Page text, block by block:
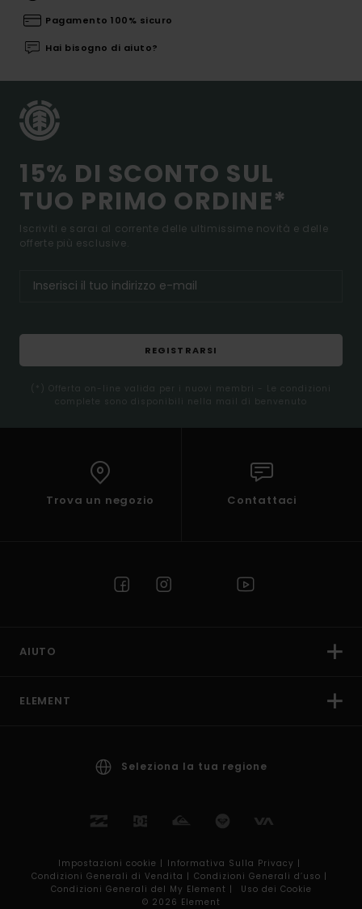
Pagamento 100% sicuro
Hai bisogno di aiuto?
15% DI SCONTO SUL
TUO PRIMO ORDINE*
Iscriviti e sarai al corrente delle ultimissime novità e delle
offerte più esclusive.
REGISTRARSI
(*) Offerta on-line valida per i nuovi membri - Le condizioni
complete sono disponibili nella mail di benvenuto
Trova un negozio Contattaci
AIUTO
ELEMENT
Seleziona la tua regione
Impostazioni cookie | Informativa Sulla Privacy |
Condizioni Generali di Vendita | Condizioni Generali d’uso |
Condizioni Generali del My Element |
Uso dei Cookie
© 2026 Element